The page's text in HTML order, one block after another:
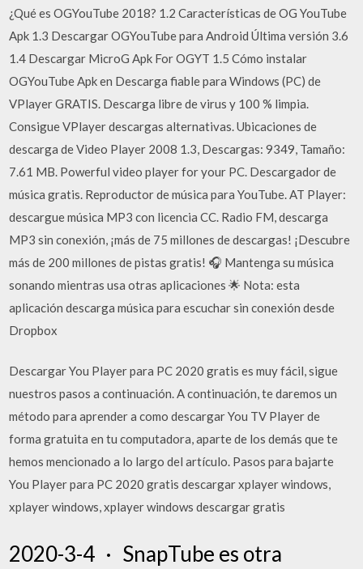
¿Qué es OGYouTube 2018? 1.2 Características de OG YouTube
Apk 1.3 Descargar OGYouTube para Android Última versión 3.6
1.4 Descargar MicroG Apk For OGYT 1.5 Cómo instalar
OGYouTube Apk en Descarga fiable para Windows (PC) de
VPlayer GRATIS. Descarga libre de virus y 100 % limpia.
Consigue VPlayer descargas alternativas. Ubicaciones de
descarga de Video Player 2008 1.3, Descargas: 9349, Tamaño:
7.61 MB. Powerful video player for your PC. Descargador de
música gratis. Reproductor de música para YouTube. AT Player:
descargue música MP3 con licencia CC. Radio FM, descarga
MP3 sin conexión, ¡más de 75 millones de descargas! ¡Descubre
más de 200 millones de pistas gratis! 🎧 Mantenga su música
sonando mientras usa otras aplicaciones 🌟 Nota: esta
aplicación descarga música para escuchar sin conexión desde
Dropbox
Descargar You Player para PC 2020 gratis es muy fácil, sigue
nuestros pasos a continuación. A continuación, te daremos un
método para aprender a como descargar You TV Player de
forma gratuita en tu computadora, aparte de los demás que te
hemos mencionado a lo largo del artículo. Pasos para bajarte
You Player para PC 2020 gratis descargar xplayer windows,
xplayer windows, xplayer windows descargar gratis
2020-3-4 · SnapTube es otra